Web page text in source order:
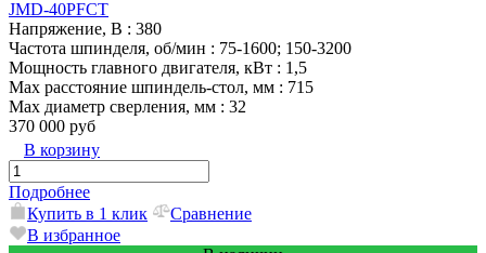
JMD-40PFCT
Напряжение, В : 380
Частота шпинделя, об/мин : 75-1600; 150-3200
Мощность главного двигателя, кВт : 1,5
Max расстояние шпиндель-стол, мм : 715
Max диаметр сверления, мм : 32
370 000 руб
В корзину
Подробнее
Купить в 1 клик
Сравнение
В избранное